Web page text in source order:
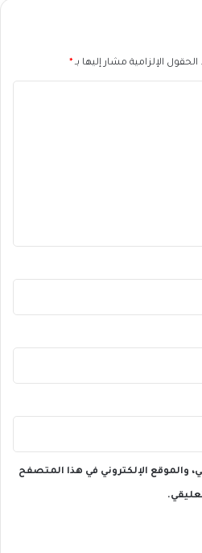
الحقول الإلزامية مشار إليها بـ *
والموقع الإلكتروني في هذا المتصفح